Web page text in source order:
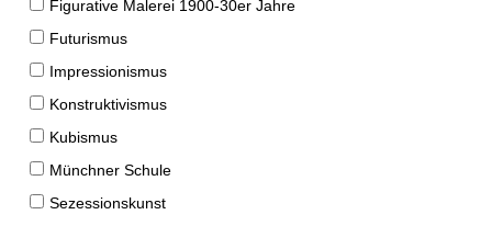
Figurative Malerei 1900-30er Jahre
Futurismus
Impressionismus
Konstruktivismus
Kubismus
Münchner Schule
Sezessionskunst